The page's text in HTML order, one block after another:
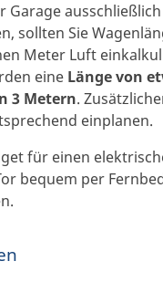
Garage
sollten Sie
Meter Luft
eine Länge von
3 Metern.
einplanen.
für einen
bequem per